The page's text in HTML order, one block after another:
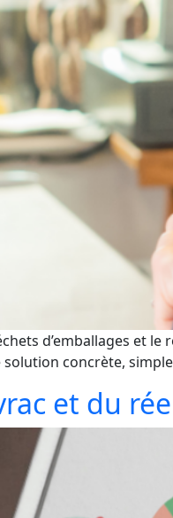
d’emballages et
concrète,
et du